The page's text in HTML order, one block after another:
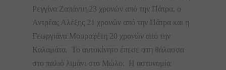
Ρεγγίνα Ζαπάντη 23 χρονών από την Πάτρα, ο
Αντρέας Αλέξης 21 χρονών από την Πάτρα και η
Γεωργιάνα Μουραφέτη 20 χρονών από την
Καλαμάτα. Το αυτοκίνητο έπεσε στη θάλασσα
στο παλιό λιμάνι στο Μώλο. Η αστυνομία